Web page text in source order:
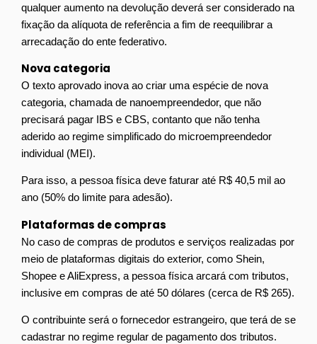
qualquer aumento na devolução deverá ser considerado na
fixação da alíquota de referência a fim de reequilibrar a
arrecadação do ente federativo.
Nova categoria
O texto aprovado inova ao criar uma espécie de nova
categoria, chamada de nanoempreendedor, que não
precisará pagar IBS e CBS, contanto que não tenha
aderido ao regime simplificado do microempreendedor
individual (MEI).
Para isso, a pessoa física deve faturar até R$ 40,5 mil ao
ano (50% do limite para adesão).
Plataformas de compras
No caso de compras de produtos e serviços realizadas por
meio de plataformas digitais do exterior, como Shein,
Shopee e AliExpress, a pessoa física arcará com tributos,
inclusive em compras de até 50 dólares (cerca de R$ 265).
O contribuinte será o fornecedor estrangeiro, que terá de se
cadastrar no regime regular de pagamento dos tributos.